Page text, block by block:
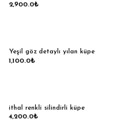
2,900.0₺
Yeşil göz detaylı yılan küpe
1,100.0₺
ithal renkli silindirli küpe
4,200.0₺